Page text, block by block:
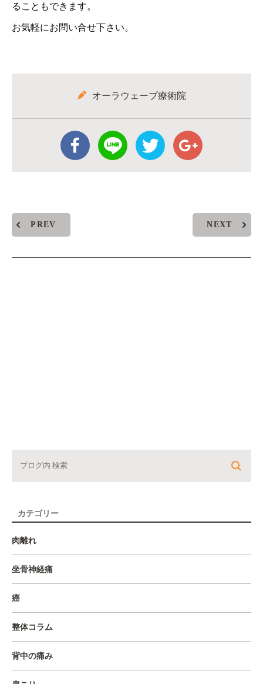
ることもできます。
お気軽にお問い合せ下さい。
オーラウェーブ療術院
PREV NEXT
カテゴリー
肉離れ
坐骨神経痛
癌
整体コラム
背中の痛み